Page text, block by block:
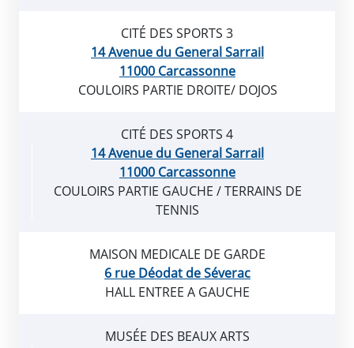
CITÉ DES SPORTS 3
14 Avenue du General Sarrail
11000 Carcassonne
COULOIRS PARTIE DROITE/ DOJOS
CITÉ DES SPORTS 4
14 Avenue du General Sarrail
11000 Carcassonne
COULOIRS PARTIE GAUCHE / TERRAINS DE
TENNIS
MAISON MEDICALE DE GARDE
6 rue Déodat de Séverac
HALL ENTREE A GAUCHE
MUSÉE DES BEAUX ARTS